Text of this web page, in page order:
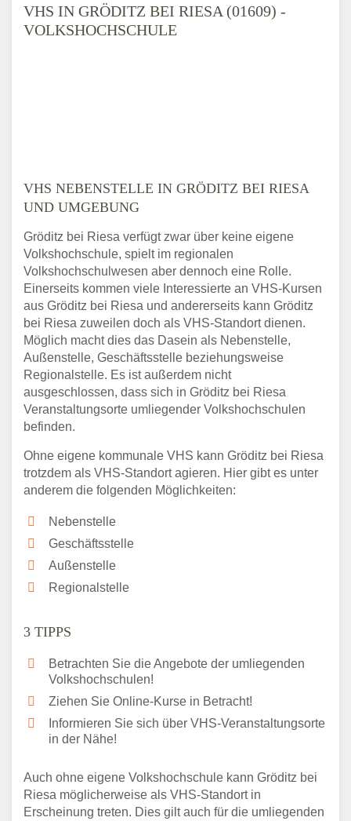
VHS IN GRÖDITZ BEI RIESA (01609) -
VOLKSHOCHSCHULE
VHS NEBENSTELLE IN GRÖDITZ BEI RIESA
UND UMGEBUNG
Gröditz bei Riesa verfügt zwar über keine eigene
Volkshochschule, spielt im regionalen
Volkshochschulwesen aber dennoch eine Rolle.
Einerseits kommen viele Interessierte an VHS-Kursen
aus Gröditz bei Riesa und andererseits kann Gröditz
bei Riesa zuweilen doch als VHS-Standort dienen.
Möglich macht dies das Dasein als Nebenstelle,
Außenstelle, Geschäftsstelle beziehungsweise
Regionalstelle. Es ist außerdem nicht
ausgeschlossen, dass sich in Gröditz bei Riesa
Veranstaltungsorte umliegender Volkshochschulen
befinden.
Ohne eigene kommunale VHS kann Gröditz bei Riesa
trotzdem als VHS-Standort agieren. Hier gibt es unter
anderem die folgenden Möglichkeiten:
Nebenstelle
Geschäftsstelle
Außenstelle
Regionalstelle
3 TIPPS
Betrachten Sie die Angebote der umliegenden
Volkshochschulen!
Ziehen Sie Online-Kurse in Betracht!
Informieren Sie sich über VHS-Veranstaltungsorte
in der Nähe!
Auch ohne eigene Volkshochschule kann Gröditz bei
Riesa möglicherweise als VHS-Standort in
Erscheinung treten. Dies gilt auch für die umliegenden